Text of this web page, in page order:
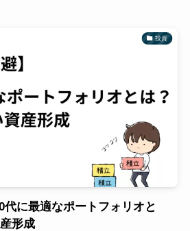
投資
代に最適なポートフォリオと
形成